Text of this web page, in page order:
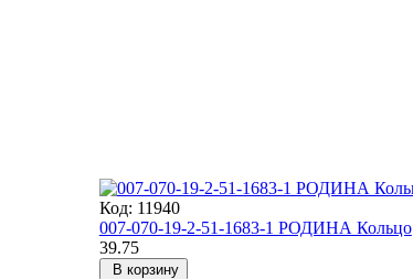
Код: 11940
007-070-19-2-51-1683-1 РОДИНА Кольцо
39.75
В корзину